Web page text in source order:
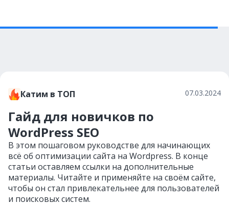
Катим в ТОП 07.03.2024
Гайд для новичков по
WordPress SEO
В этом пошаговом руководстве для начинающих
всё об оптимизации сайта на Wordpress. В конце
статьи оставляем ссылки на дополнительные
материалы. Читайте и применяйте на своём сайте,
чтобы он стал привлекательнее для пользователей
и поисковых систем.